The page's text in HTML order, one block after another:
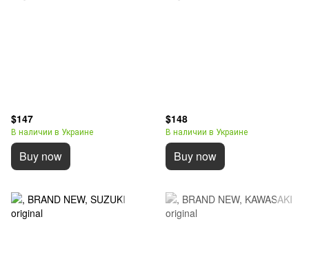
$147
В наличии в Украине
Buy now
$148
В наличии в Украине
Buy now